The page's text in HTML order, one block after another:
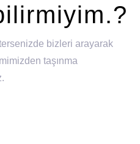
bizleri arayarak
taşınma